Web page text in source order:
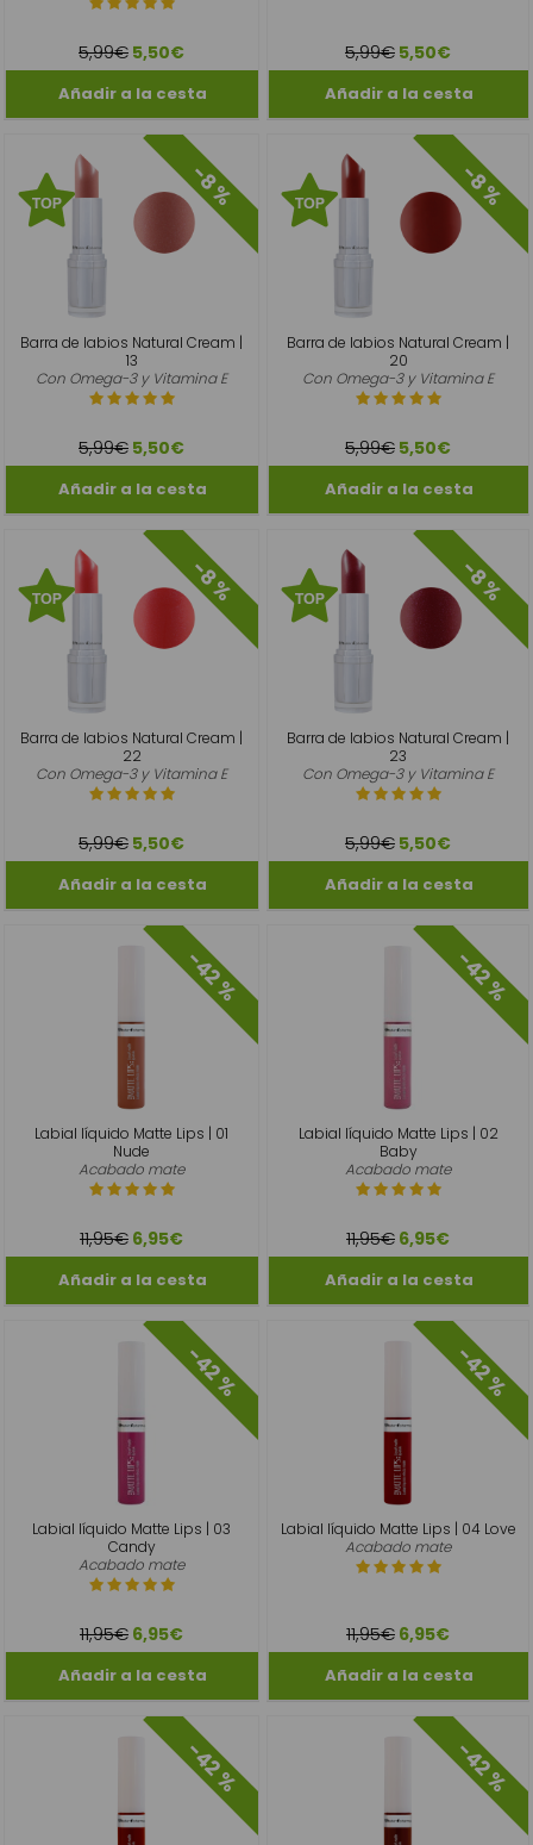
5,99€ 5,50€ 5,99€ 5,50€
Barra de labios Natural Cream |
13
Con Omega-3 y Vitamina E
-8 %
5,99€ 5,50€
Barra de labios Natural Cream |
20
Con Omega-3 y Vitamina E
-8 %
5,99€ 5,50€
Barra de labios Natural Cream |
22
Con Omega-3 y Vitamina E
-8 %
5,99€ 5,50€
Barra de labios Natural Cream |
23
Con Omega-3 y Vitamina E
-8 %
5,99€ 5,50€
Labial líquido Matte Lips | 01
Nude
Acabado mate
-42 %
11,95€ 6,95€
Labial líquido Matte Lips | 02
Baby
Acabado mate
-42 %
11,95€ 6,95€
Labial líquido Matte Lips | 03
Candy
Acabado mate
-42 %
11,95€ 6,95€
Labial líquido Matte Lips | 04 Love
Acabado mate
-42 %
11,95€ 6,95€
-42 % -42 %